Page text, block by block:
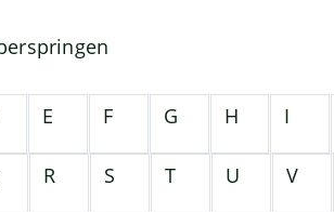
E F G H I
R S T U V